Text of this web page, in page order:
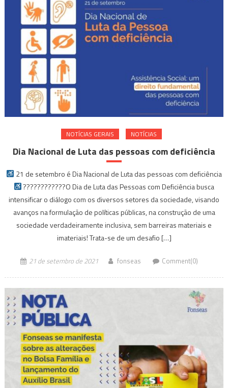
NOTÍ­CIAS GERAIS NOTÍCIAS
Dia Nacional de Luta das pessoas com deficiência
21 de setembro é Dia Nacional de Luta das pessoas com deficiência
????????‍????O Dia de Luta das Pessoas com Deficiência busca
intensificar o diálogo com os diversos setores da sociedade, visando
avanços na formulação de políticas públicas, na construção de uma
sociedade verdadeiramente inclusiva, sem barreiras materiais e
imateriais! Trata-se de um desafio […]
21 de setembro de 2021 fonseas Comment(0)